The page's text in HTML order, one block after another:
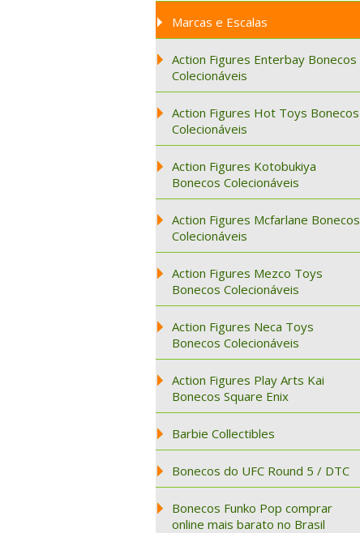
Marcas e Escalas
Action Figures Enterbay Bonecos
Colecionáveis
Action Figures Hot Toys Bonecos
Colecionáveis
Action Figures Kotobukiya
Bonecos Colecionáveis
Action Figures Mcfarlane Bonecos
Colecionáveis
Action Figures Mezco Toys
Bonecos Colecionáveis
Action Figures Neca Toys
Bonecos Colecionáveis
Action Figures Play Arts Kai
Bonecos Square Enix
Barbie Collectibles
Bonecos do UFC Round 5 / DTC
Bonecos Funko Pop comprar
online mais barato no Brasil